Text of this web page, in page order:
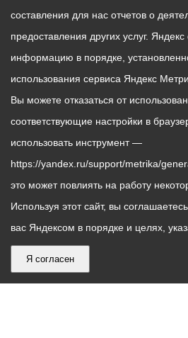
составления для нас отчетов о
предоставления других услуг.
информацию в порядке,
использования сервиса Яндекс
Вы можете отказаться от
соответствующие настройки в
использовать инструмент —
https://yandex.ru/support/metrika/
это может повлиять на работу
Используя этот сайт, вы
вас Яндексом в порядке и целях,
Я согласен